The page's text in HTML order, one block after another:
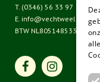
T. (0346) 56 33 97
E. info@vechtweelde.nl
BTW NL805148533B01